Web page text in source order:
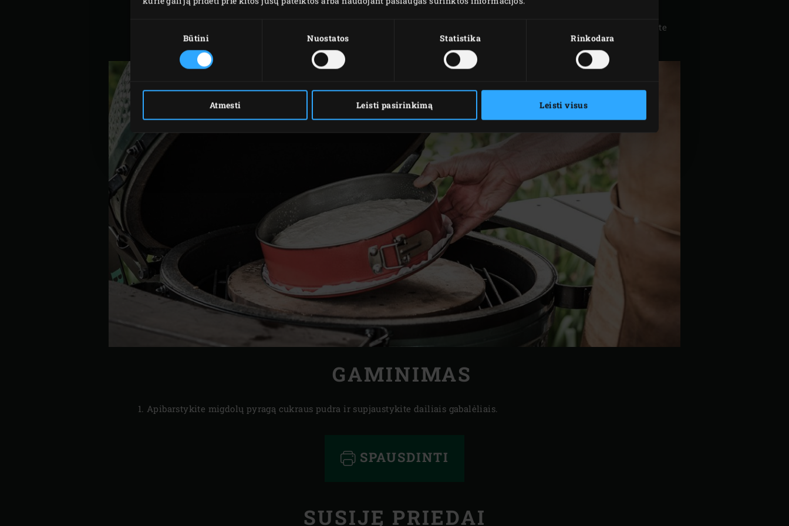
pasirinkimasBūtini Nuostatos Statistika Rinkodara
Atmesti Leisti pasirinkimą Leisti visus
Išimkite migdolų pyragą iš Big Green Egg kepsninės ir atvėsinkite. Tuo tarpu paruoškite kepsninę paelijai ir įkaitinkite
iki pageidaujamos temperatūros.
GAMINIMAS
Apibarstykite migdolų pyragą cukraus pudra ir supjaustykite dailiais gabalėliais.
SPAUSDINTI
SUSIJĘ PRIEDAI